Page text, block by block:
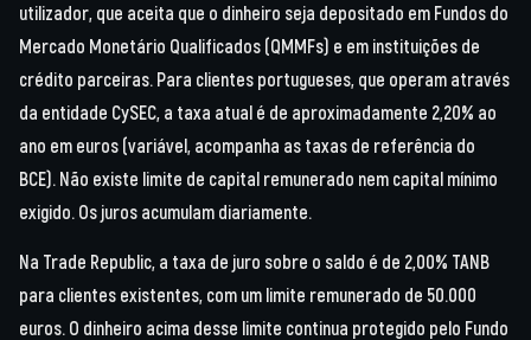
utilizador, que aceita que o dinheiro seja depositado em Fundos do
Mercado Monetário Qualificados (QMMFs) e em instituições de
crédito parceiras. Para clientes portugueses, que operam através
da entidade CySEC, a taxa atual é de aproximadamente 2,20% ao
ano em euros (variável, acompanha as taxas de referência do
BCE). Não existe limite de capital remunerado nem capital mínimo
exigido. Os juros acumulam diariamente.
Na Trade Republic, a taxa de juro sobre o saldo é de 2,00% TANB
para clientes existentes, com um limite remunerado de 50.000
euros. O dinheiro acima desse limite continua protegido pelo Fundo